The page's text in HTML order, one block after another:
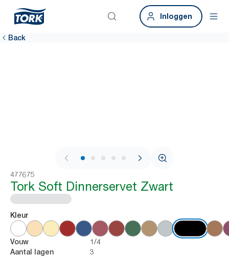
Inloggen
Back
1 / 6
477675
Tork Soft Dinnerservet Zwart
Kleur
Vouw 1/4
Aantal lagen 3